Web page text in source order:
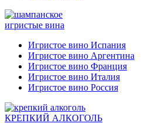
игристые вина
Игристое вино Испания
Игристое вино Аргентина
Игристое вино Франция
Игристое вино Италия
Игристое вино Россия
КРЕПКИЙ АЛКОГОЛЬ